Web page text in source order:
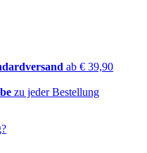
ab € 39,90
zu jeder Bestellung